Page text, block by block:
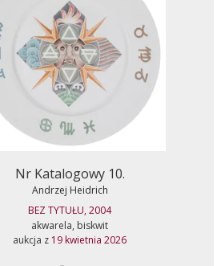
Nr Katalogowy 10.
Andrzej Heidrich
BEZ TYTUŁU, 2004
akwarela, biskwit
aukcja z 19 kwietnia 2026